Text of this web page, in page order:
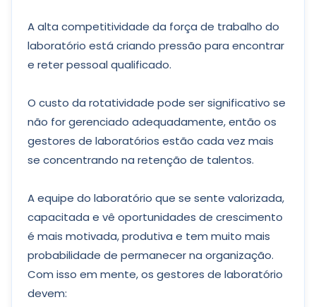
A alta competitividade da força de trabalho do
laboratório está criando pressão para encontrar
e reter pessoal qualificado.
O custo da rotatividade pode ser significativo se
não for gerenciado adequadamente, então os
gestores de laboratórios estão cada vez mais
se concentrando na retenção de talentos.
A equipe do laboratório que se sente valorizada,
capacitada e vê oportunidades de crescimento
é mais motivada, produtiva e tem muito mais
probabilidade de permanecer na organização.
Com isso em mente, os gestores de laboratório
devem: